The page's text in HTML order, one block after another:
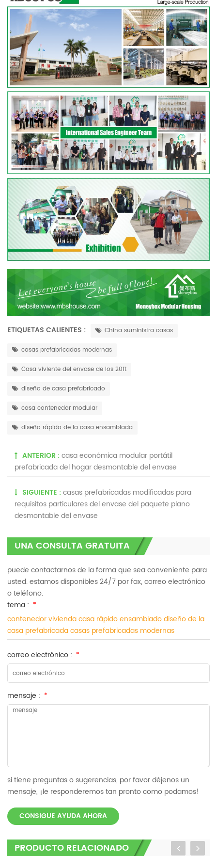
ETIQUETAS CALIENTES : China suministra casas
casas prefabricadas modernas
Casa viviente del envase de los 20ft
diseño de casa prefabricado
casa contenedor modular
diseño rápido de la casa ensamblada
ANTERIOR :casa económica modular portátil
prefabricada del hogar desmontable del envase
SIGUIENTE :casas prefabricadas modificadas para
requisitos particulares del envase del paquete plano
desmontable del envase
UNA CONSULTA GRATUITA
puede contactarnos de la forma que sea conveniente para
usted. estamos disponibles 24/7 por fax, correo electrónico
o teléfono.
tema : *
contenedor vivienda casa rápido ensamblado diseño de la
casa prefabricada casas prefabricadas modernas
correo electrónico : *
mensaje : *
si tiene preguntas o sugerencias, por favor déjenos un
mensaje, ¡le responderemos tan pronto como podamos!
CONSIGUE AYUDA AHORA
PRODUCTO RELACIONADO